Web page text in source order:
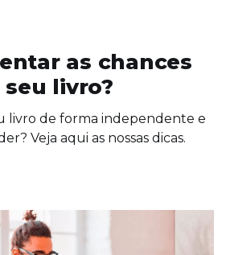
todas as atividades, saber
as chances
livro?
livro de forma independente e
Veja aqui as nossas dicas.